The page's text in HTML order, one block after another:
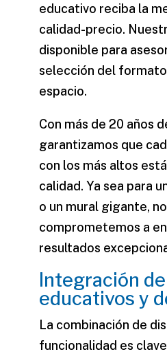
educativo reciba la
calidad-precio.
disponible para
selección del
espacio.
Con más de 20 años
garantizamos que
con los más altos
calidad. Ya sea para
o un mural gigante,
comprometemos a
resultados
Integración
educativos y
La combinación de
funcionalidad es